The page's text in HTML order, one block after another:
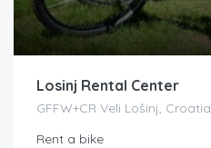
Losinj Rental Center
GFFW+CR Veli Lošinj, Croatia
Rent a bike